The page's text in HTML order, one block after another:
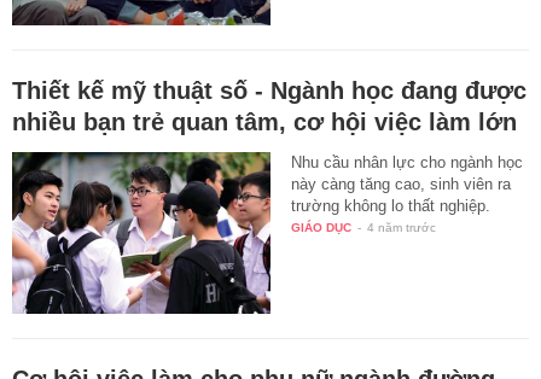
Thiết kế mỹ thuật số - Ngành học đang được
nhiều bạn trẻ quan tâm, cơ hội việc làm lớn
Nhu cầu nhân lực cho ngành học
này càng tăng cao, sinh viên ra
trường không lo thất nghiệp.
GIÁO DỤC - 4 năm trước